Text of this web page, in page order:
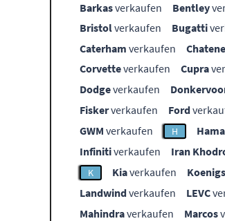
Barkasverkaufen Bentley
Bristolverkaufen Bugatti
Caterham verkaufen
Corvetteverkaufen Cupra
Dodgeverkaufen
Fiskerverkaufen Ford
GWM verkaufen H
Infinitiverkaufen Iran
K Kiaverkaufen
Landwindverkaufen LEVC
Mahindraverkaufen Marcos